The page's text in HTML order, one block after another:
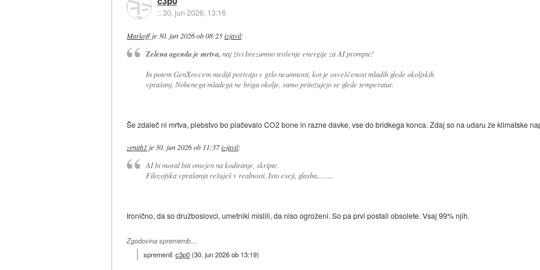
::30. jun 2026, 13:16
Markoffje 30. jun 2026 ob 08:25 izjavil:
Zelena agenda je mrtva, naj živi brezumno trošenje energije za AI prompte!
In potem GenXovcem mediji porivajo v grlo neumnosti, kot je osveščenost mladih glede okoljskih
vprašanj. Nobenega mladega ne briga okolje, samo pritožujejo se glede temperatur.
Še zdaleč ni mrtva, plebstvo bo plačevalo CO2 bone in razne davke, vse do bridkega konca. Zdaj so na udaru že klimatske
zenith1 je 30. jun 2026 ob 11:37izjavil:
AI bi moral biti omejen na kodiranje, skripte.
Filozofska vprašanja rešuješ v realnosti. Isto eseji, glasba.........
Ironično, da so družboslovci, umetniki mislili, da niso ogroženi. So pa prvi postali obsolete. Vsaj 99% njih.
Zgodovina sprememb…
spremenil:c3p0(30. jun 2026 ob 13:19)